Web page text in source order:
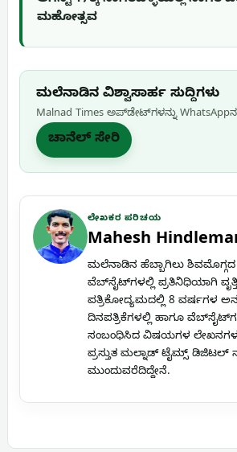
ಮಹೋತ್ಸವ
ಮಲೆನಾಡಿನ ವಿಶ್ವಾಸಾರ್ಹ ಸುದ್ದಿಗಳು
Malnad Times ಅಪ್‌ಡೇಟ್‌ಗಳನ್ನು
ಚಾನೆಲ್ ಸೇರಿ
ಲೇಖಕರ ಪರಿಚಯ
Mahesh
ಮಲೆನಾಡಿನ ಹೆಬ್ಬಾಗಿಲು
ವೆಬ್‌ಸೈಟ್‌ಗಳಲ್ಲಿ ಪ್ರತಿನಿಧಿಯಾಗಿ
ಪತ್ರಿಕೋದ್ಯಮದಲ್ಲಿ 8 ವರ್ಷಗಳ
ದಿನಪತ್ರಿಕೆಗಳಲ್ಲಿ ಹಾಗೂ
ಸಂಬಂಧಿಸಿದ ವಿಷಯಗಳ
ಪ್ರಸ್ತುತ ಮಲ್ನಾಡ್ ಟೈಮ್ಸ್ ಡಿಜಿಟಲ್
ಮುಂದುವರೆದಿದ್ದೇನೆ.